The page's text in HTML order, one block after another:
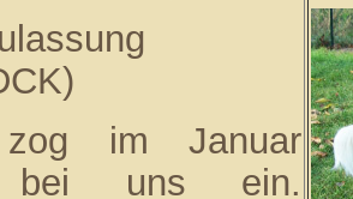
im Januar
bei uns ein.